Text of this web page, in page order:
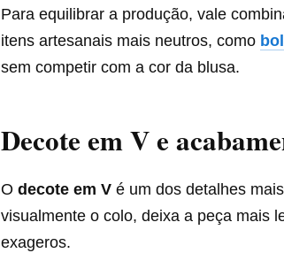
Para equilibrar a produção, vale
itens artesanais mais neutros, como
sem competir com a cor da blusa.
Decote em V e
O decote em V é um dos detalhes
visualmente o colo, deixa a peça mais
exageros.